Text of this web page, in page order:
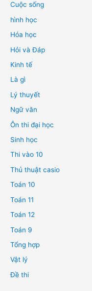
Cuộc sống
hình học
Hóa học
Hỏi và Đáp
Kinh tế
Là gì
Lý thuyết
Ngữ văn
Ôn thi đại học
Sinh học
Thi vào 10
Thủ thuật casio
Toán 10
Toán 11
Toán 12
Toán 9
Tổng hợp
Vật lý
Đề thi